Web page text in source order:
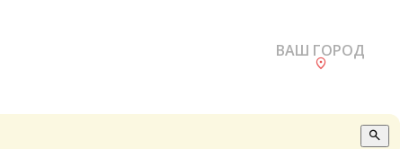
ВАШ ГОРОД